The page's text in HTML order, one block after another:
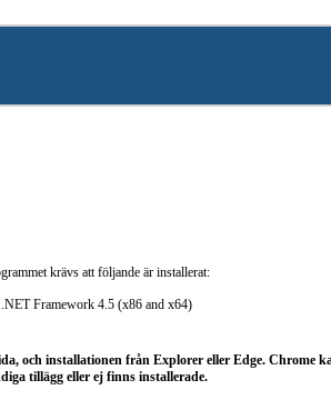
krävs att följande är installerat:
Framework 4.5 (x86 and x64)
och installationen från Explorer eller Edge. Chrome
tillägg eller ej finns installerade.